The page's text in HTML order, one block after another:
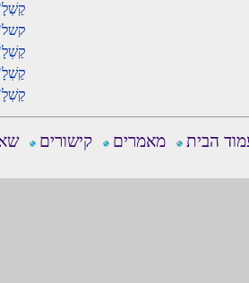
הבית מאמרים קישורים